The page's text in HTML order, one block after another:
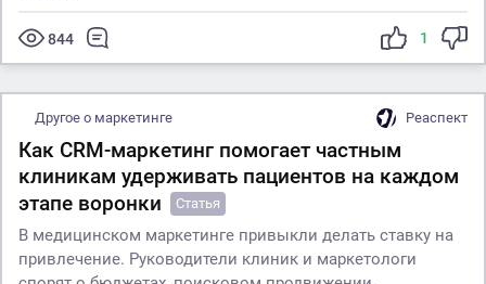
844 1
Другое о маркетинге Реаспект
Как CRM-маркетинг помогает частным
клиникам удерживать пациентов на каждом
этапе воронки
Статья
В медицинском маркетинге привыкли делать ставку на
привлечение. Руководители клиник и маркетологи